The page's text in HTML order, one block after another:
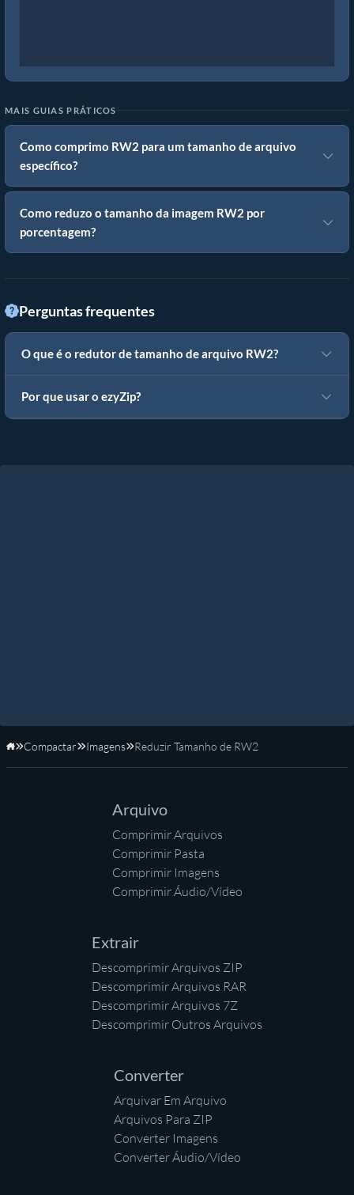
MAIS GUIAS PRÁTICOS
Como comprimo RW2 para um tamanho de arquivo
específico?
Como reduzo o tamanho da imagem RW2 por
porcentagem?
Perguntas frequentes
O que é o redutor de tamanho de arquivo RW2?
Por que usar o ezyZip?
Início
Compactar Imagens Reduzir Tamanho de RW2
Arquivo
Comprimir Arquivos
Comprimir Pasta
Comprimir Imagens
Comprimir Áudio/Vídeo
Extrair
Descomprimir Arquivos ZIP
Descomprimir Arquivos RAR
Descomprimir Arquivos 7Z
Descomprimir Outros Arquivos
Converter
Arquivar Em Arquivo
Arquivos Para ZIP
Converter Imagens
Converter Áudio/Vídeo